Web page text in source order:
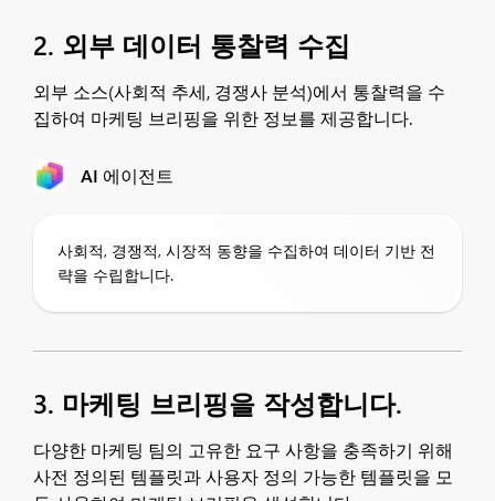
2. 외부 데이터 통찰력 수집
외부 소스(사회적 추세, 경쟁사 분석)에서 통찰력을 수
집하여 마케팅 브리핑을 위한 정보를 제공합니다.
AI 에이전트
사회적, 경쟁적, 시장적 동향을 수집하여 데이터 기반 전
략을 수립합니다.
3. 마케팅 브리핑을 작성합니다.
다양한 마케팅 팀의 고유한 요구 사항을 충족하기 위해
사전 정의된 템플릿과 사용자 정의 가능한 템플릿을 모